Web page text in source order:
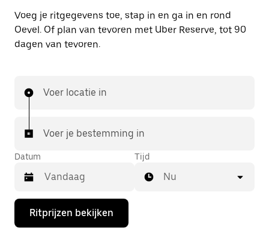
Voeg je ritgegevens toe, stap in en ga in en rond
Oevel. Of plan van tevoren met Uber Reserve, tot 90
dagen van tevoren.
Voer locatie in
Voer je bestemming in
Datum
Druk
de
Tijd
Nu
Ritprijzen bekijken